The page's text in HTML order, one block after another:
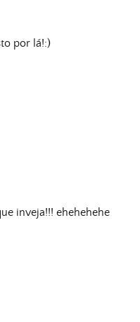
por lá!:)
inveja!!! ehehehehe